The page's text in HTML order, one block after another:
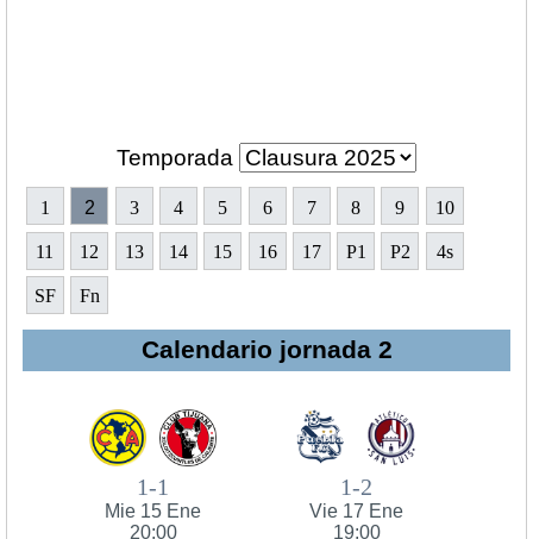
Temporada
1 2 3 4 5 6 7 8 9 10
11 12 13 14 15 16 17 P1 P2 4s
SF Fn
Calendario jornada 2
1-1
Mie 15 Ene
20:00
1-2
Vie 17 Ene
19:00